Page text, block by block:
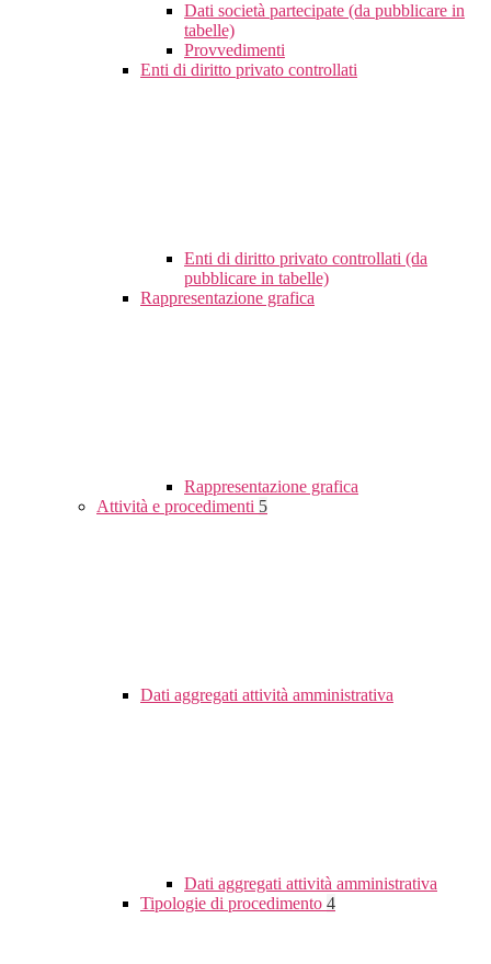
Dati società partecipate (da pubblicare in
tabelle)
Provvedimenti
Enti di diritto privato controllati
Enti di diritto privato controllati (da
pubblicare in tabelle)
Rappresentazione grafica
Rappresentazione grafica
Attività e procedimenti 5
Dati aggregati attività amministrativa
Dati aggregati attività amministrativa
Tipologie di procedimento 4